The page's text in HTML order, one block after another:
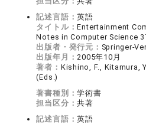
記述言語：英語
タイトル：Entertainment
Notes in Computer Science
出版者・発行元： Springer-
出版年月：2005年10月
著者： Kishino, F., Kitamura,
(Eds.)
著書種別：学術書
担当区分：共著
記述言語：英語